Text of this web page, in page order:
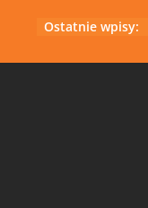
Ostatnie wpisy: